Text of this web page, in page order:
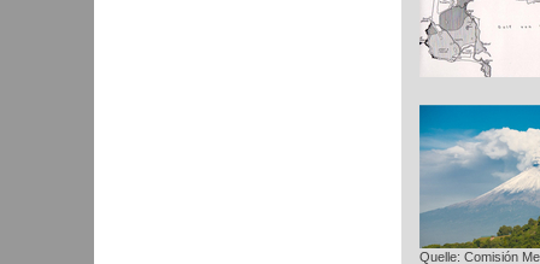
Quelle: Comisión